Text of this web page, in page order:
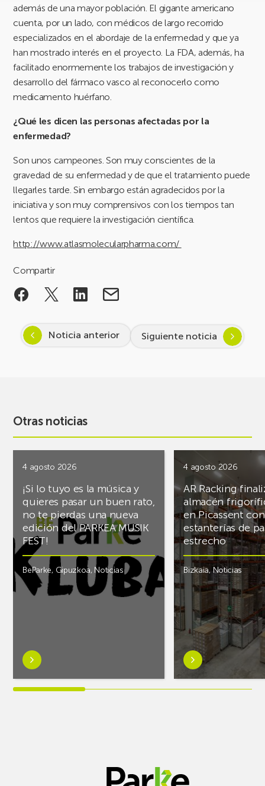
además de una mayor población. El gigante americano
cuenta, por un lado, con médicos de largo recorrido
especializados en el abordaje de la enfermedad y que ya
han mostrado interés en el proyecto. La FDA, además, ha
facilitado enormemente los trabajos de investigación y
desarrollo del fármaco vasco al reconocerlo como
medicamento huérfano.
¿Qué les dicen las personas afectadas por la
enfermedad?
Son unos campeones. Son muy conscientes de la
gravedad de su enfermedad y de que el tratamiento puede
llegarles tarde. Sin embargo están agradecidos por la
iniciativa y son muy comprensivos con los tiempos tan
lentos que requiere la investigación científica.
http://www.atlasmolecularpharma.com/
Compartir
Noticia anterior Siguiente noticia
Otras noticias
4 agosto 2026
¡Si lo tuyo es la música y
quieres pasar un buen rato,
no te pierdas una nueva
edición del PARKEA MUSIK
FEST!
BeParke, Gipuzkoa, Noticias
Saber
más
sobre¡Si
4 agosto 2026
AR Racking
almacén
en Picassent con
estanterías de
estrecho
Bizkaia,Noticias
Saber
más